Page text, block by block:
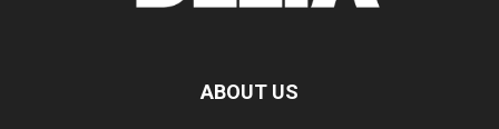
ABOUT US